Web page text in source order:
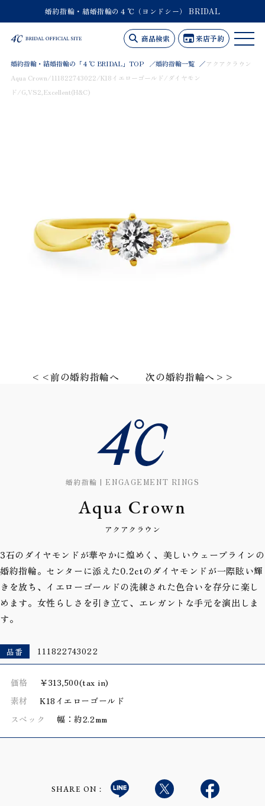
婚約指輪・結婚指輪の４℃（ヨンドシー） BRIDAL
商品検索 来店予約
婚約指輪・結婚指輪の「４℃ BRIDAL」TOP 婚約指輪一覧
アクアクラウン
Aqua Crown/111822743022/K18イエローゴールド/ダイヤモン
ド/G,VS2,Excellent(H&C)
<<前の婚約指輪へ 次の婚約指輪へ>>
婚約指輪 | ENGAGEMENT RINGS
Aqua Crown
アクアクラウン
3石のダイヤモンドが華やかに煌めく、美しいウェーブラインの
婚約指輪。センターに添えた0.2ctのダイヤモンドが一際眩い輝
きを放ち、イエローゴールドの洗練された色合いを存分に楽し
めます。女性らしさを引き立て、エレガントな手元を演出しま
す。
品番 111822743022
価格
￥313,500(tax in)
素材
K18イエローゴールド
スペック
幅：約2.2mm
SHARE ON：